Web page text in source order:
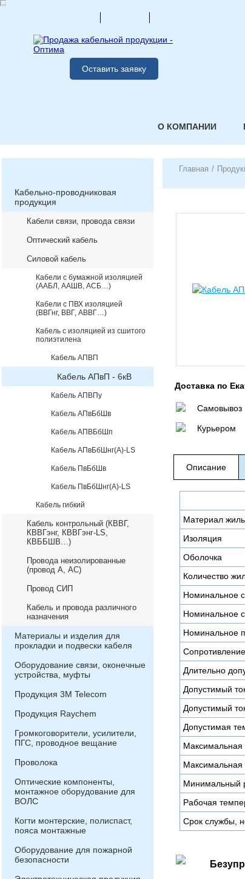
Оставить заявку
О КОМПАНИИ
Кабельно-проводниковая
продукция
Кабели связи, провода связи
Оптический кабель
Силовой кабель
Кабели с бумажной изоляцией
(ААБЛ, ААШВ, АСБ…)
Кабели с ПВХ изоляцией
(ВВГнг, ВВГ, АВВГ…)
Кабель с изоляцией из сшитого
полиэтилена
Кабель АПВП
Кабель АПвП - 6кВ
Кабель АПВПу
Кабель АПвБбШв
Кабель АПВБбШп
Кабель АПвБбШнг(А)-LS
Кабель ПвБбШв
Кабель ПвБбШнг(А)-LS
Кабель гибкий
Кабель контрольный (КВВГ,
КВВГэнг, КВВГэнг-LS,
КВББШВ…)
Провода неизолированные
(провод А, АС)
Провод СИП
Кабель и провода различного
назначения
Материалы и изделия для
прокладки и подвески кабеля
Оборудование связи, оконечные
устройства, муфты
Продукция 3М Telecom
Продукция Raychem
Громкоговорители, усилители,
ПГС, проводное вещание
Проволока
Оптические компоненты,
монтажное оборудование для
ВОЛС
Когти монтерские, полиспаст,
пояса монтажные
Оборудование для пожарной
безопасности
Главная /
Доставка по
Самовывоз
Курьером
Описание
Материал
Изоляция
Оболочка
Количество
Номинальное
Номинальное
Номинальное
Длительно
Допустимый
Допустимый
Допустимая
Максимальная
Максимальная
Минимальный
Рабочая
Срок службы,